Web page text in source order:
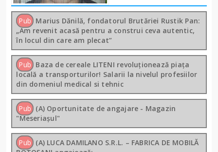
Pub Marius Dănilă, fondatorul Brutăriei Rustik Pan:
„Am revenit acasă pentru a construi ceva autentic,
în locul din care am plecat”
Pub Baza de cereale LITENI revoluționează piața
locală a transporturilor! Salarii la nivelul profesiilor
din domeniul medical si tehnic
Pub (A) Oportunitate de angajare - Magazin
"Meseriașul"
Pub (A) LUCA DAMILANO S.R.L. – FABRICA DE MOBILĂ